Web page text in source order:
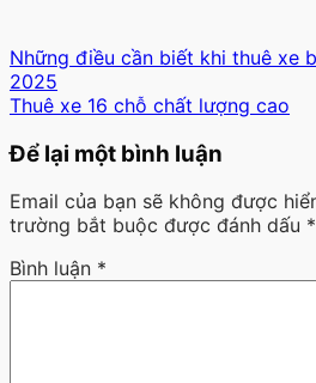
Những điều cần biết khi thuê xe
2025
Thuê xe 16 chỗ chất lượng cao
Để lại một bình luận
Email của bạn sẽ không được
trường bắt buộc được đánh dấu *
Bình luận *